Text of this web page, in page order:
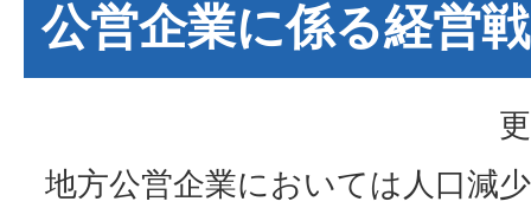
公営企業に係る経営
地方公営企業においては人口減